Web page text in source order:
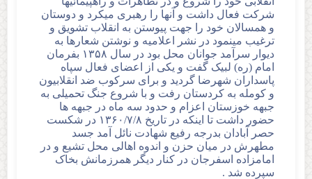
شرکت فعال داشت و آنها را رهبری میکرد و دوستان
و همسالان خود را جهت پیوستن به انقلاب تشویق و
ترغیب مینمود در نشر اعلامیه و نوشتن شعارها به
دیوار سرآمد جوانان محل بود در سال ۱۳۵۸ بفرمان
امام (ره) لبیک گفت و یکی از اعضای فعال سپاه
پاسداران شهرضا گردید و برای سرکوب ضد انقلابیون
و کومله به کردستان رفت و با شروع جنگ تحمیلی به
جبهه خوزستان اعزام و حدود سه ماه در جبهه ها
حضور داشت تا اینکه در تاریخ ۱۳۶۰/۷/۸ در شکست
حصر آبادان بدرجه رفیع شهادت نائل آمد جسد
مطهرش در میان حزن و اندوه اهالی محل تشیع و در
امامزاده اسفرجان در کنار دیگر همرزمانش بخاک
سپرده شد .